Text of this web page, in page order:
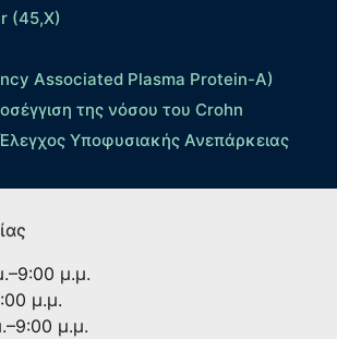
(45,X)
Associated Plasma Protein-A)
της νόσου του Crohn
Υποφυσιακής Ανεπάρκειας
μ.μ.
μ.μ.
μ.μ.